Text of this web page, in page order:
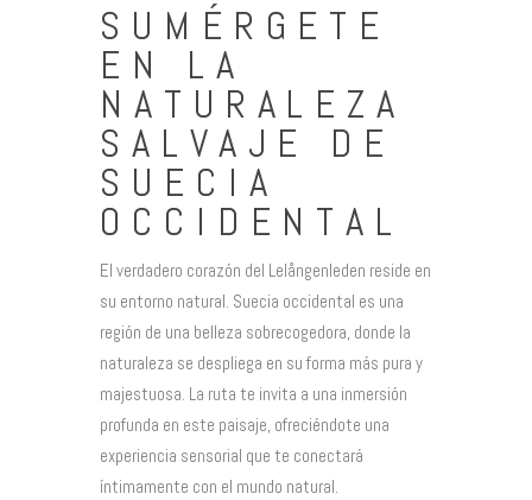
SUMÉRGETE
EN LA
NATURALEZA
SALVAJE DE
SUECIA
OCCIDENTAL
El verdadero corazón del Lelångenleden reside en
su entorno natural. Suecia occidental es una
región de una belleza sobrecogedora, donde la
naturaleza se despliega en su forma más pura y
majestuosa. La ruta te invita a una inmersión
profunda en este paisaje, ofreciéndote una
experiencia sensorial que te conectará
íntimamente con el mundo natural.